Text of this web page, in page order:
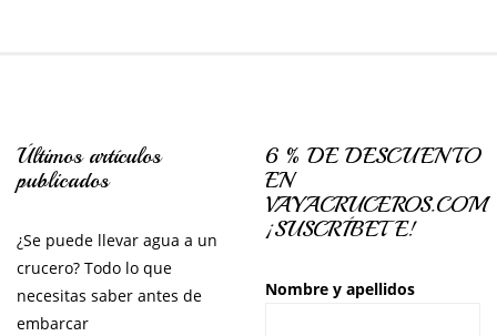
Últimos artículos
publicados
¿Se puede llevar agua a un
crucero? Todo lo que
necesitas saber antes de
embarcar
6 % DE DESCUENTO
EN
VAYACRUCEROS.COM
¡SUSCRÍBETE!
Nombre y apellidos